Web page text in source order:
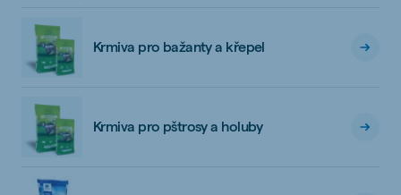
Krmiva pro bažanty a křepel
Krmiva pro pštrosy a holuby